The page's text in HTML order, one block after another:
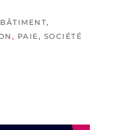
BÂTIMENT,
, PAIE, SOCIÉTÉ